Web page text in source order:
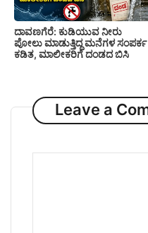
ದಾವಣಗೆರೆ: ಕುಡಿಯುವ ನೀರು
ಪೋಲು ಮಾಡುತ್ತಿದ್ದ ಮನೆಗಳ ಸಂಪರ್ಕ
ಕಡಿತ, ಮಾಲೀಕರಿಗೆ ದಂಡದ ಬಿಸಿ
Leave a